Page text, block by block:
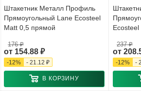
Штакетник Металл Профиль
Прямоугольный Lane Ecosteel
Matt 0,5 прямой
от 154.88 ₽
176 ₽
-12% - 21.12 ₽
В КОРЗИНУ
от
237 ₽
-12% -